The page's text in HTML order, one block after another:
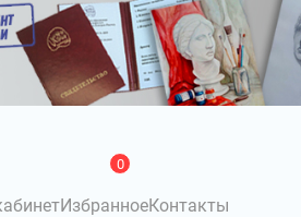
Избранное
0
Контакты